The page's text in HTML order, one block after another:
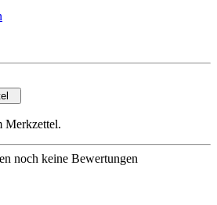
Merkzettel.
noch keine Bewertungen